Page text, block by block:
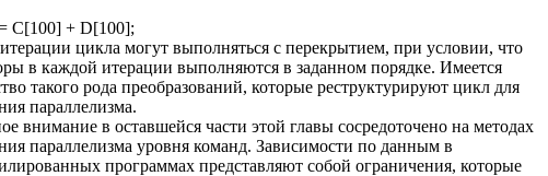
C[100] + D[100];
цикла могут выполняться с перекрытием, при условии, что
в каждой итерации выполняются в заданном порядке. Имеется
такого рода преобразований, которые реструктурируют цикл для
параллелизма.
внимание в оставшейся части этой главы сосредоточено на методах
параллелизма уровня команд. Зависимости по данным в
программах представляют собой ограничения, которые